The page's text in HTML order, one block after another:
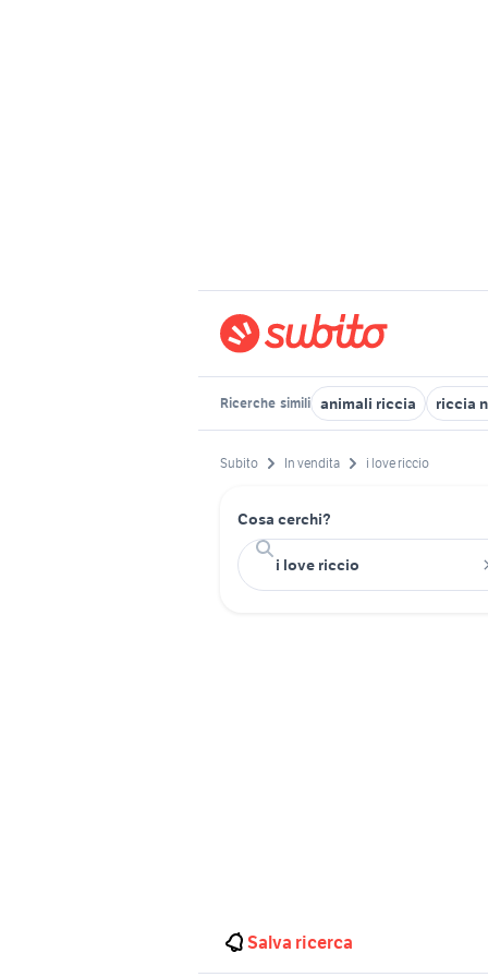
Ricerche simili animali riccia riccia
Subito In vendita i love riccio
Cosa cerchi?
Salva ricerca